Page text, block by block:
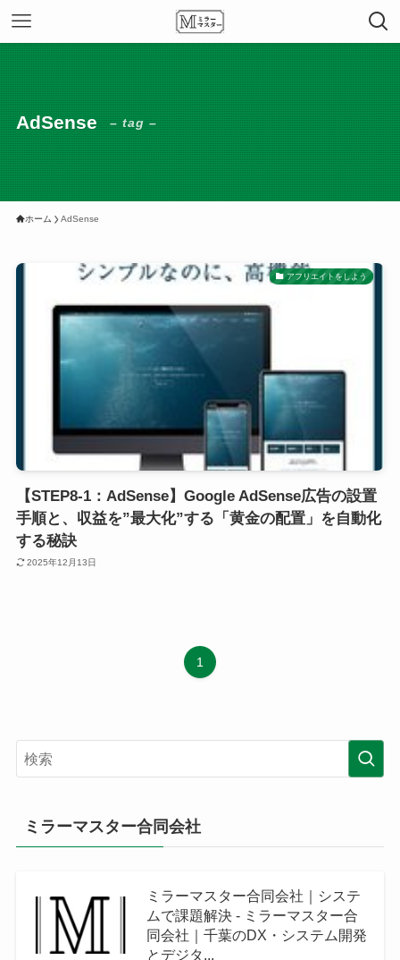
AdSense – tag –
ホーム AdSense
アフリエイトをしよう
【STEP8-1：AdSense】Google AdSense広告の設置
手順と、収益を”最大化”する「黄金の配置」を自動化
する秘訣
2025年12月13日
1
ミラーマスター合同会社
ミラーマスター合同会社｜システ
ムで課題解決 - ミラーマスター合
同会社｜千葉のDX・システム開発
とデジタ...